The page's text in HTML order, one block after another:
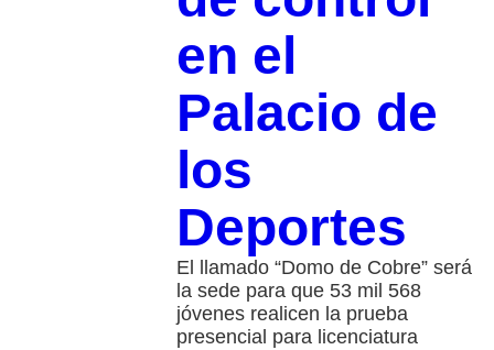
en el
Palacio de
los
Deportes
El llamado “Domo de Cobre” será
la sede para que 53 mil 568
jóvenes realicen la prueba
presencial para licenciatura